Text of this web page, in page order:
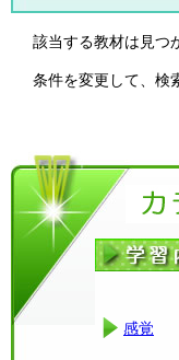
該当する教材は見つ
条件を変更して、検
感覚